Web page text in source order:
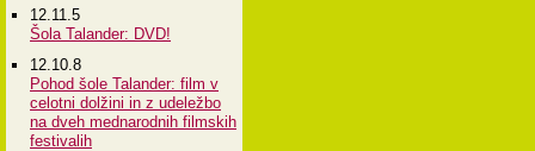
12.11.5
Šola Talander: DVD!
12.10.8
Pohod šole Talander: film v
celotni dolžini in z udeležbo
na dveh mednarodnih filmskih
festivalih